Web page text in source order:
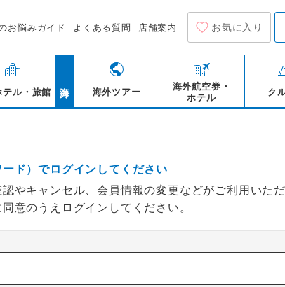
お悩みガイド よくある質問 店舗案内 お気に入り
テル・旅館 海外ツアー
海外航空券・
ホテル
ク
ド）でログインしてください
やキャンセル、会員情報の変更などがご利用いただ
意のうえログインしてください。